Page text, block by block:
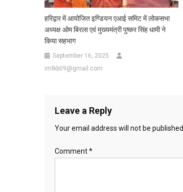
हरिद्वार में आयोजित इण्डियन एआई समिट में लोकसभा
अध्यक्ष ओम बिरला एवं मुख्यमंत्री पुष्कर सिंह धामी ने
किया सहभाग
September 16, 2025
imlkb09@gmail.com
Leave a Reply
Your email address will not be published.
Comment*